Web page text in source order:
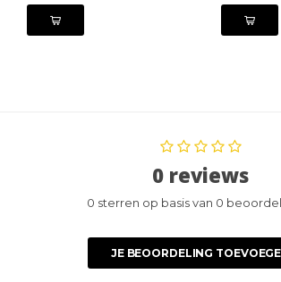
0 reviews
0 sterren op basis van 0
JE BEOORDELING